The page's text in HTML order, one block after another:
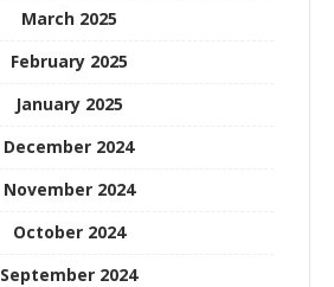
March 2025
February 2025
January 2025
December 2024
November 2024
October 2024
September 2024